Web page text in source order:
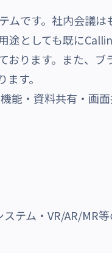
です。社内会議
途としても既に
ります。また、
す。
能・資料共有・画
テム・VR/AR/MR